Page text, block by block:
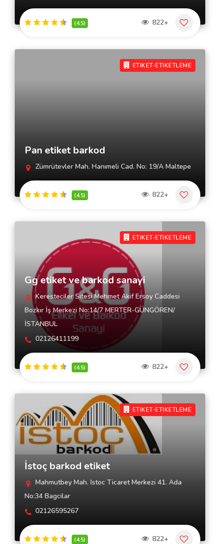
(4.5) 822+
ETIKET-ETIKETLEME
Pan etiket barkod
Zümrütevler Mah. Hanımeli Cad. No: 19/A Maltepe
(4.5) 822+
ETIKET-ETIKETLEME
Gg etiket ve barkod sanayi
Keresteciler Sitesi Mehmet Akif Ersoy Caddesi
Bozkır İş Merkezi No:14/7 MERTER-GÜNGÖREN/
İSTANBUL
02126411199
(4.5) 822+
ETIKET-ETIKETLEME
İstoç barkod etiket
Mahmutbey Mah. Istoc Ticaret Merkezi 41. Ada
No:34 Bagcilar
02126595267
(4.5) 822+